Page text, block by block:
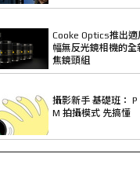
Cooke Optics推出適
幅無反光鏡相機的全
焦鏡頭組
攝影新手 基礎班： P
M 拍攝模式 先搞懂